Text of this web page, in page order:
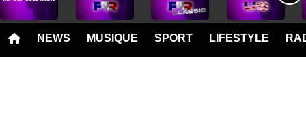
NEWS MUSIQUE SPORT LIFESTYLE